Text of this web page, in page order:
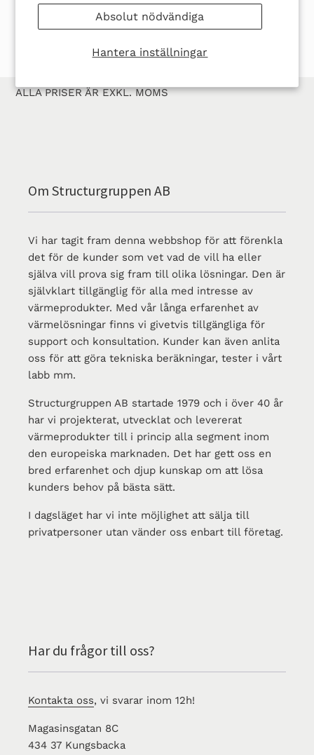
Hantera inställningar
Absolut nödvändiga
FACEBOOK
TWITTER
ALLA PRISER ÄR EXKL. MOMS
Om Structurgruppen AB
Vi har tagit fram denna webbshop för att förenkla
det för de kunder som vet vad de vill ha eller
själva vill prova sig fram till olika lösningar. Den är
självklart tillgänglig för alla med intresse av
värmeprodukter. Med vår långa erfarenhet av
värmelösningar finns vi givetvis tillgängliga för
support och konsultation. Kunder kan även anlita
oss för att göra tekniska beräkningar, tester i vårt
labb mm.
Structurgruppen AB startade 1979 och i över 40 år
har vi projekterat, utvecklat och levererat
värmeprodukter till i princip alla segment inom
den europeiska marknaden. Det har gett oss en
bred erfarenhet och djup kunskap om att lösa
kunders behov på bästa sätt.
I dagsläget har vi inte möjlighet att sälja till
privatpersoner utan vänder oss enbart till företag.
Har du frågor till oss?
Kontakta oss, vi svarar inom 12h!
Magasinsgatan 8C
434 37 Kungsbacka